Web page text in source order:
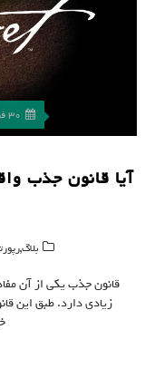
30 فروردین, 1398
بلاگ,
قانون جذب یکی از آن
زیادی دارد. طبق این